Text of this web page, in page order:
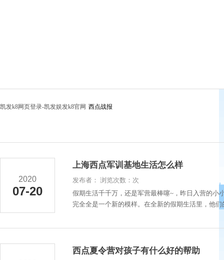
凯发k8网页登录-凯发娱发k8官网 西点战报
2020
07-20
上海西点军训基地生活怎么样
发布者： 浏览次数：次
假期生活千千万，还是军营最棒噻~，昨日入营的小
完全全是一个新的模样。在全新的假期生活里，他
西点夏令营对孩子有什么好的帮助